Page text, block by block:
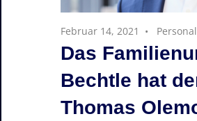
Februar 14, 2021
Das
Bechtle hat
Thomas